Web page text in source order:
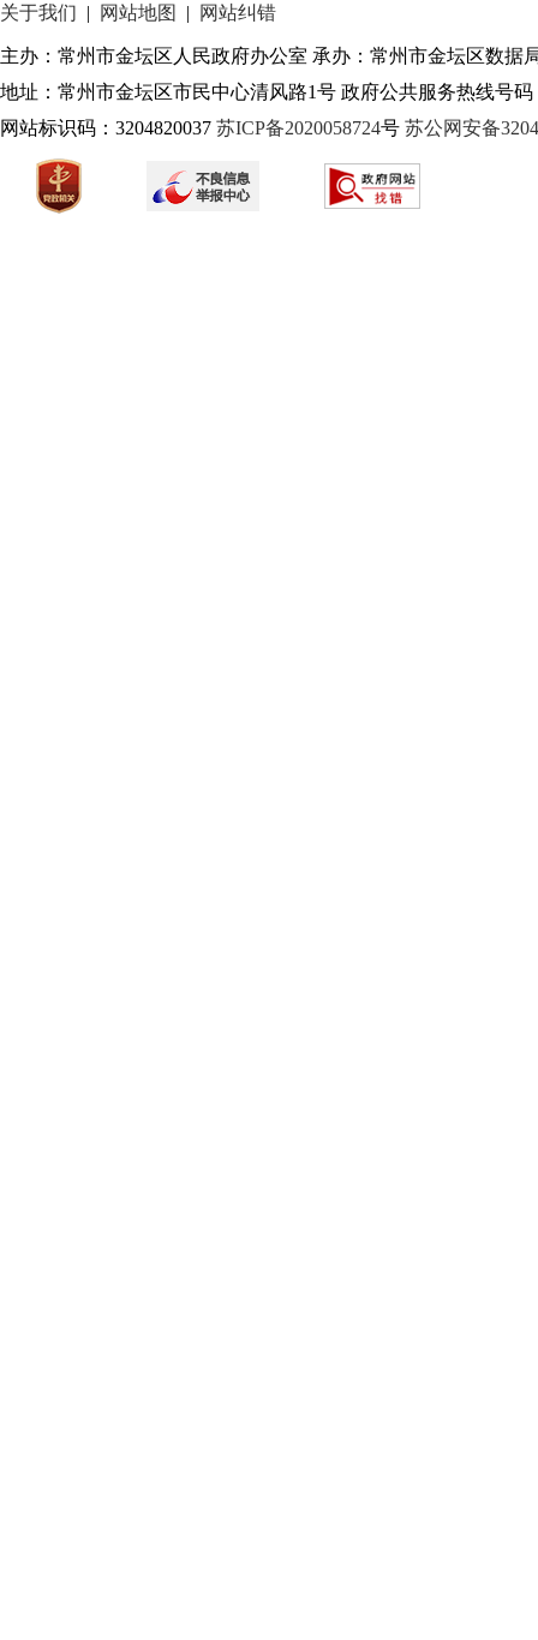
关于我们 | 网站地图 | 网站纠错
主办：常州市金坛区人民政府办公室 承办：常州市金坛区数据
地址：常州市金坛区市民中心清风路1号 政府公共服务热线号码
网站标识码：3204820037 苏ICP备2020058724号 苏公网安备